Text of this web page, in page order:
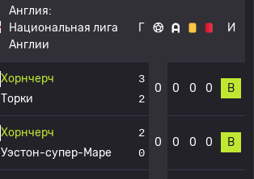
Англия:
Национальная лига
Англии
Г И
Хорнчерч
Торки
3
2
0 0 0 0 В
Хорнчерч
Уэстон-супер-Маре
2
0
0 0 0 0 В